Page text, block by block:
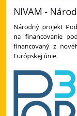
NIVAM -
Národný projekt
na financovanie
financovaný z
Európskej únie.